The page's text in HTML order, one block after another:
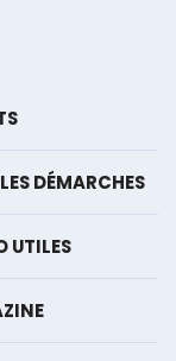
DÉMARCHES
UTILES